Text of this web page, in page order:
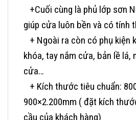
+Cuối cùng là phủ lớp sơn
giúp cửa luôn bền và có tính
+ Ngoài ra còn có phụ kiện
khóa, tay nắm cửa, bản lề lá,
cửa…
+ Kích thước tiêu chuẩn:
900×2.200mm ( đặt kích
cầu của khách hàng)